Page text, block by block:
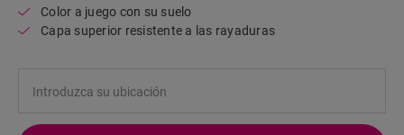
Color a juego con su suelo
Capa superior resistente a las rayaduras